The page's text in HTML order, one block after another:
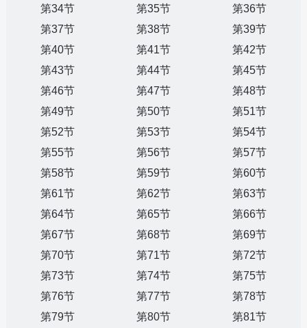
第34节
第35节
第36节
第37节
第38节
第39节
第40节
第41节
第42节
第43节
第44节
第45节
第46节
第47节
第48节
第49节
第50节
第51节
第52节
第53节
第54节
第55节
第56节
第57节
第58节
第59节
第60节
第61节
第62节
第63节
第64节
第65节
第66节
第67节
第68节
第69节
第70节
第71节
第72节
第73节
第74节
第75节
第76节
第77节
第78节
第79节
第80节
第81节